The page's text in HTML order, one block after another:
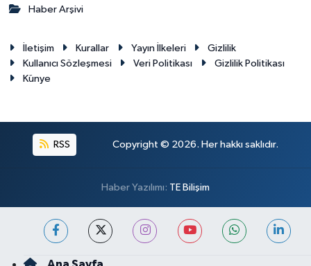
Haber Arşivi
İletişim Kurallar Yayın İlkeleri
Gizlilik
Kullanıcı Sözleşmesi
Veri Politikası
Gizlilik Politikası
Künye
RSS Copyright © 2026. Her hakkı saklıdır.
Haber Yazılımı: TE Bilişim